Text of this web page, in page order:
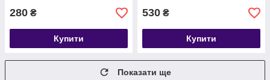
280 ₴
Купити
530 ₴
Купити
Показати ще